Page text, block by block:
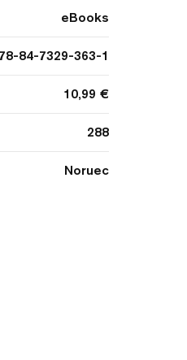
eBooks
84-7329-363-1
10,99 €
288
Noruec